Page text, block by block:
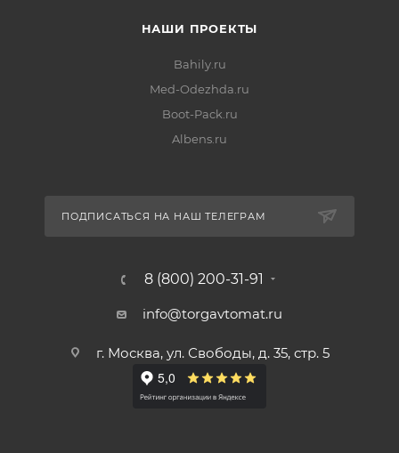
НАШИ ПРОЕКТЫ
Bahily.ru
Med-Odezhda.ru
Boot-Pack.ru
Albens.ru
ПОДПИСАТЬСЯ НА НАШ ТЕЛЕГРАМ
8 (800) 200-31-91
info@torgavtomat.ru
г. Москва, ул. Свободы, д. 35, стр. 5